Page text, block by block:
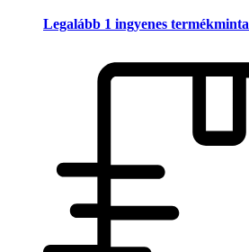
Legalább 1 ingyenes termékminta